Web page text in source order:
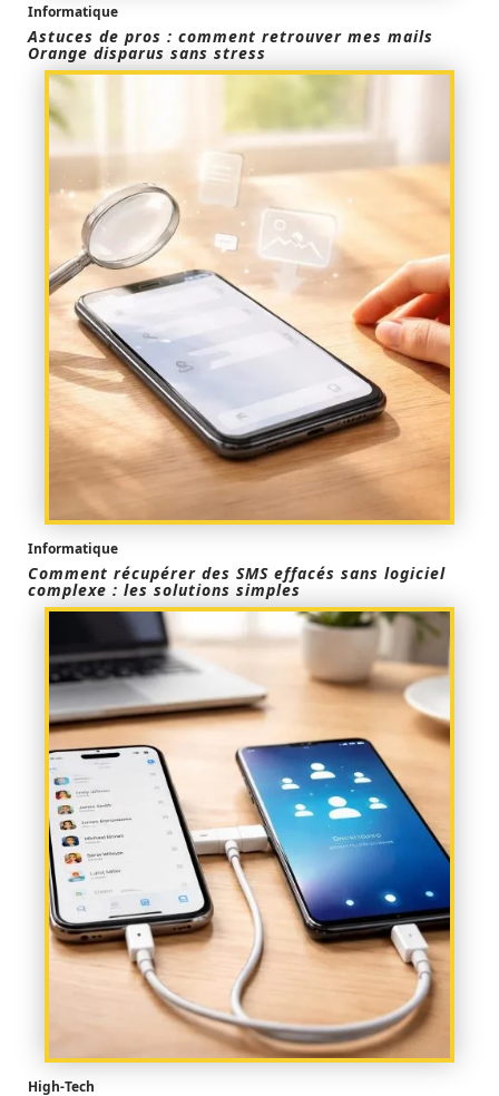
Informatique
Astuces de pros : comment retrouver mes mails
Orange disparus sans stress
Informatique
Comment récupérer des SMS effacés sans logiciel
complexe : les solutions simples
High-Tech